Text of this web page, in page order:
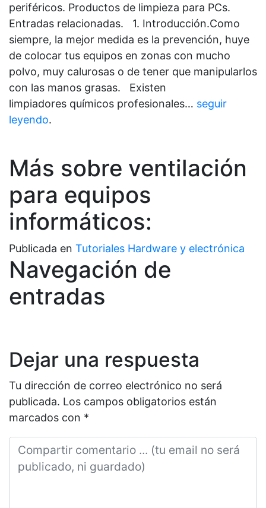
periféricos. Productos de limpieza para PCs.
Entradas relacionadas. 1. Introducción.Como
siempre, la mejor medida es la prevención, huye
de colocar tus equipos en zonas con mucho
polvo, muy calurosas o de tener que manipularlos
con las manos grasas. Existen
limpiadores químicos profesionales… seguir
leyendo.
Más sobre ventilación
para equipos
informáticos:
Publicada en Tutoriales Hardware y electrónica
Navegación de
entradas
Dejar una respuesta
Tu dirección de correo electrónico no será
publicada. Los campos obligatorios están
marcados con *